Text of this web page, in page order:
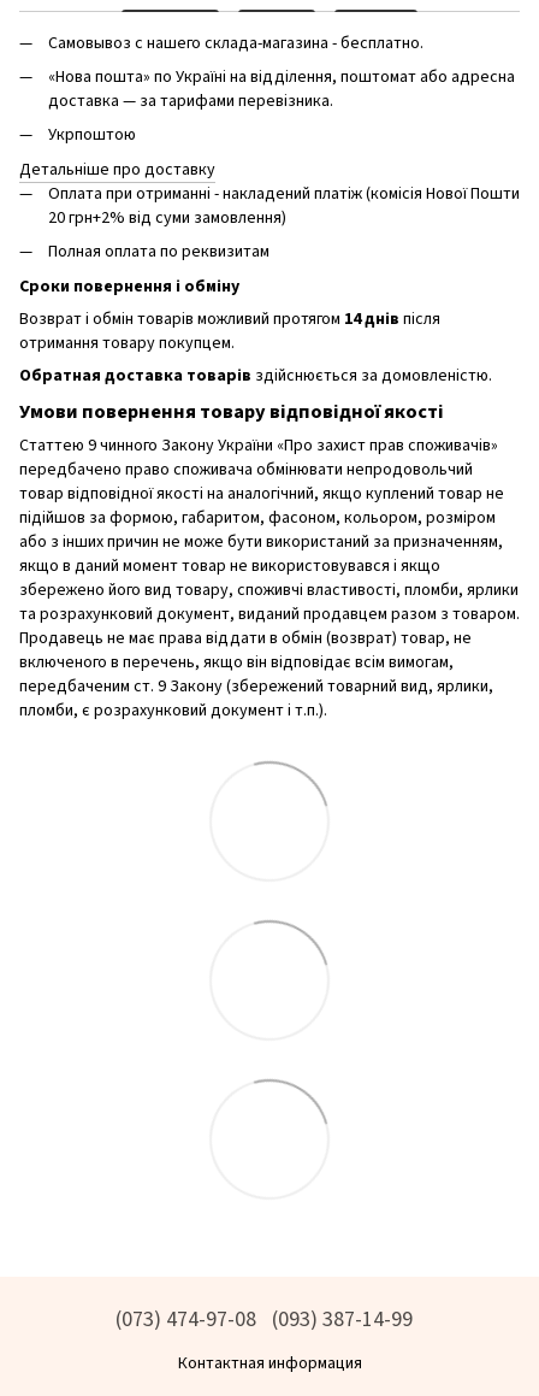
Самовывоз с нашего склада-магазина - бесплатно.
«Нова пошта» по Україні на відділення, поштомат або адресна
доставка — за тарифами перевізника.
Укрпоштою
Детальніше про доставку
Оплата при отриманні - накладений платіж (комісія Нової Пошти
20 грн+2% від суми замовлення)
Полная оплата по реквизитам
Сроки повернення і обміну
Возврат і обмін товарів можливий протягом 14 днів після
отримання товару покупцем.
Обратная доставка товарів здійснюється за домовленістю.
Умови повернення товару відповідної якості
Статтею 9 чинного Закону України «Про захист прав споживачів»
передбачено право споживача обмінювати непродовольчий
товар відповідної якості на аналогічний, якщо куплений товар не
підійшов за формою, габаритом, фасоном, кольором, розміром
або з інших причин не може бути використаний за призначенням,
якщо в даний момент товар не використовувався і якщо
збережено його вид товару, споживчі властивості, пломби, ярлики
та розрахунковий документ, виданий продавцем разом з товаром.
Продавець не має права віддати в обмін (возврат) товар, не
включеного в перечень, якщо він відповідає всім вимогам,
передбаченим ст. 9 Закону (збережений товарний вид, ярлики,
пломби, є розрахунковий документ і т.п.).
(073) 474-97-08 (093) 387-14-99
Контактная информация